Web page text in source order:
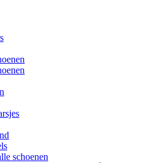
schoenen